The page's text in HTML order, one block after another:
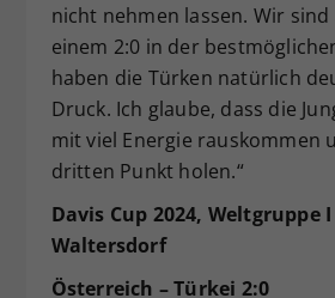
nicht nehmen lassen. Wir
einem 2:0 in der
haben die Türken natürlich
Druck. Ich glaube, dass die
mit viel Energie rauskommen
dritten Punkt holen.“
Davis Cup 2024, Weltgruppe
Waltersdorf
Österreich – Türkei 2:0